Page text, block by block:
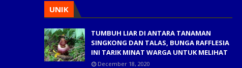
UNIK
TUMBUH LIAR DI ANTARA TANAMAN
SINGKONG DAN TALAS, BUNGA RAFFLESIA
INI TARIK MINAT WARGA UNTUK MELIHAT
December 18, 2020